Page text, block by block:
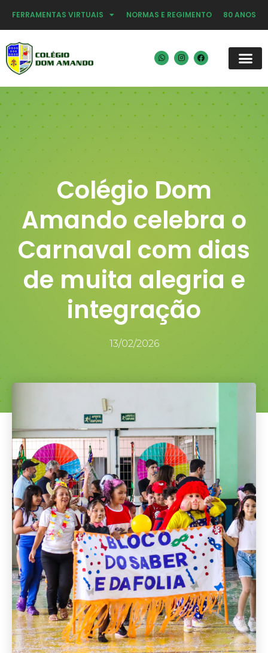
FERRAMENTAS VIRTUAIS NORMAS E REGIMENTO 80 ANOS
Colégio Dom
Amando celebra o
Carnaval com dias
de muita alegria e
integração
13/02/2026